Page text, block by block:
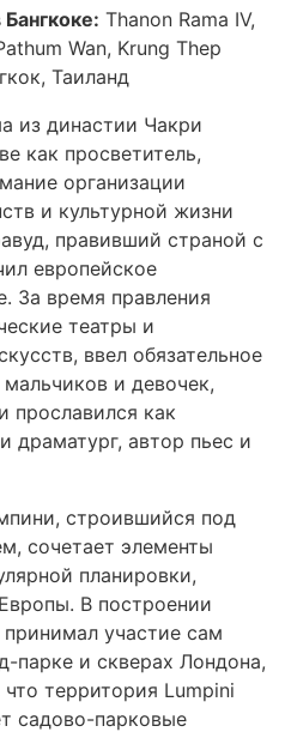
Thanon Rama IV,
Wan, Krung Thep
Таиланд
из династии Чакри
как просветитель,
организации
и культурной жизни
правивший страной с
европейское
За время правления
театры и
ввел обязательное
и девочек,
прославился как
драматург, автор пьес и
строившийся под
сочетает элементы
планировки,
В построении
участие сам
парке и скверах Лондона,
территория Lumpini
садово-парковые